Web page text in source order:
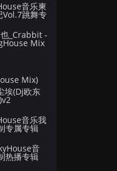
音乐柬
跳舞专
_Crabbit -
Mix
Mix)
埃(Dj欧东
音乐我
专属专辑
音
热播专辑